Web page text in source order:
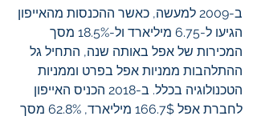
ב-2009 למעשה, כאשר ההכנסות מהאייפון
הגיעו ל-6.75 מיליארד ול-18.5% מסך
המכירות של אפל באותה שנה, התחיל גל
ההתלהבות ממניות אפל בפרט וממניות
הטכנולוגיה בכלל. ב-2018 הכניס האייפון
לחברת אפל 166.7$ מיליארד, 62.8% מסך